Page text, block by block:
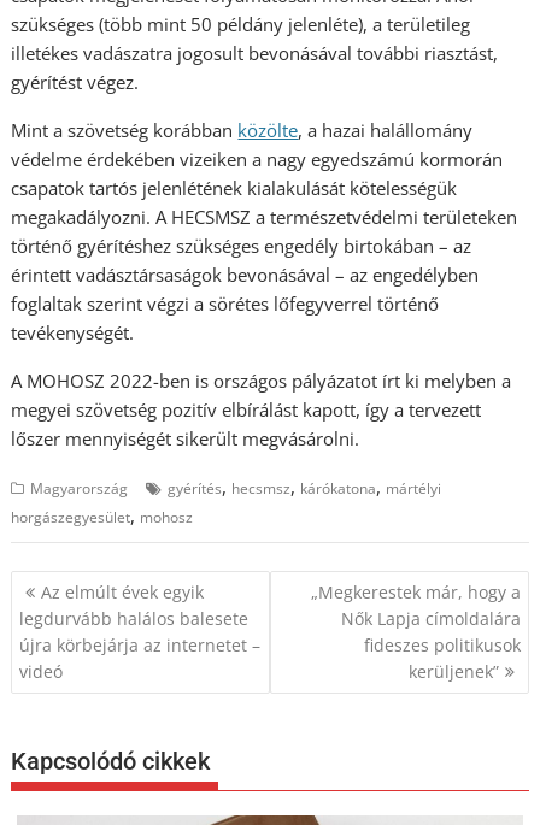
szükséges (több mint 50 példány jelenléte), a területileg
illetékes vadászatra jogosult bevonásával további riasztást,
gyérítést végez.
Mint a szövetség korábban közölte, a hazai halállomány
védelme érdekében vizeiken a nagy egyedszámú kormorán
csapatok tartós jelenlétének kialakulását kötelességük
megakadályozni. A HECSMSZ a természetvédelmi területeken
történő gyérítéshez szükséges engedély birtokában – az
érintett vadásztársaságok bevonásával – az engedélyben
foglaltak szerint végzi a sörétes lőfegyverrel történő
tevékenységét.
A MOHOSZ 2022-ben is országos pályázatot írt ki melyben a
megyei szövetség pozitív elbírálást kapott, így a tervezett
lőszer mennyiségét sikerült megvásárolni.
Magyarország gyérítés, hecsmsz, kárókatona, mártélyi
horgászegyesület, mohosz
Bejegyzés
navigáció
Az elmúlt évek egyik
legdurvább halálos balesete
újra körbejárja az internetet –
videó
„Megkerestek már, hogy a
Nők Lapja címoldalára
fideszes politikusok
kerüljenek”
Kapcsolódó cikkek